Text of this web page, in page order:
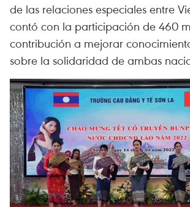
de las relaciones especiales entre
contó con la participación de 460
contribución a mejorar
sobre la solidaridad de ambas